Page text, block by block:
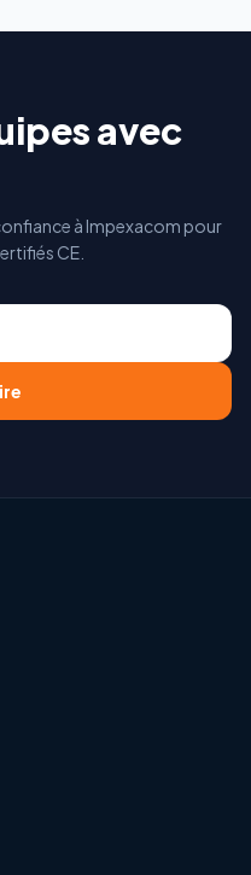
avec
à Impexacom pour
CE.